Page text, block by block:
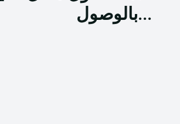
بالوصول...